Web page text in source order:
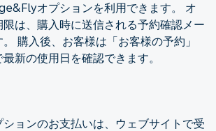
オプションを利用できます。 オ
は、購入時に送信される予約確認メー
購入後、お客様は「お客様の予約」
新の使用日を確認できます。
ョンのお支払いは、ウェブサイトで受